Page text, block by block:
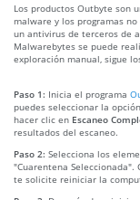
Los productos Outbyte son
malware y los programas
un antivirus de terceros de
Malwarebytes se puede
exploración manual, sigue
Paso 1: Inicia el programa
puedes seleccionar la
hacer clic en Escaneo
resultados del escaneo.
Paso 2: Selecciona los
"Cuarentena Seleccionada".
te solicite reiniciar la